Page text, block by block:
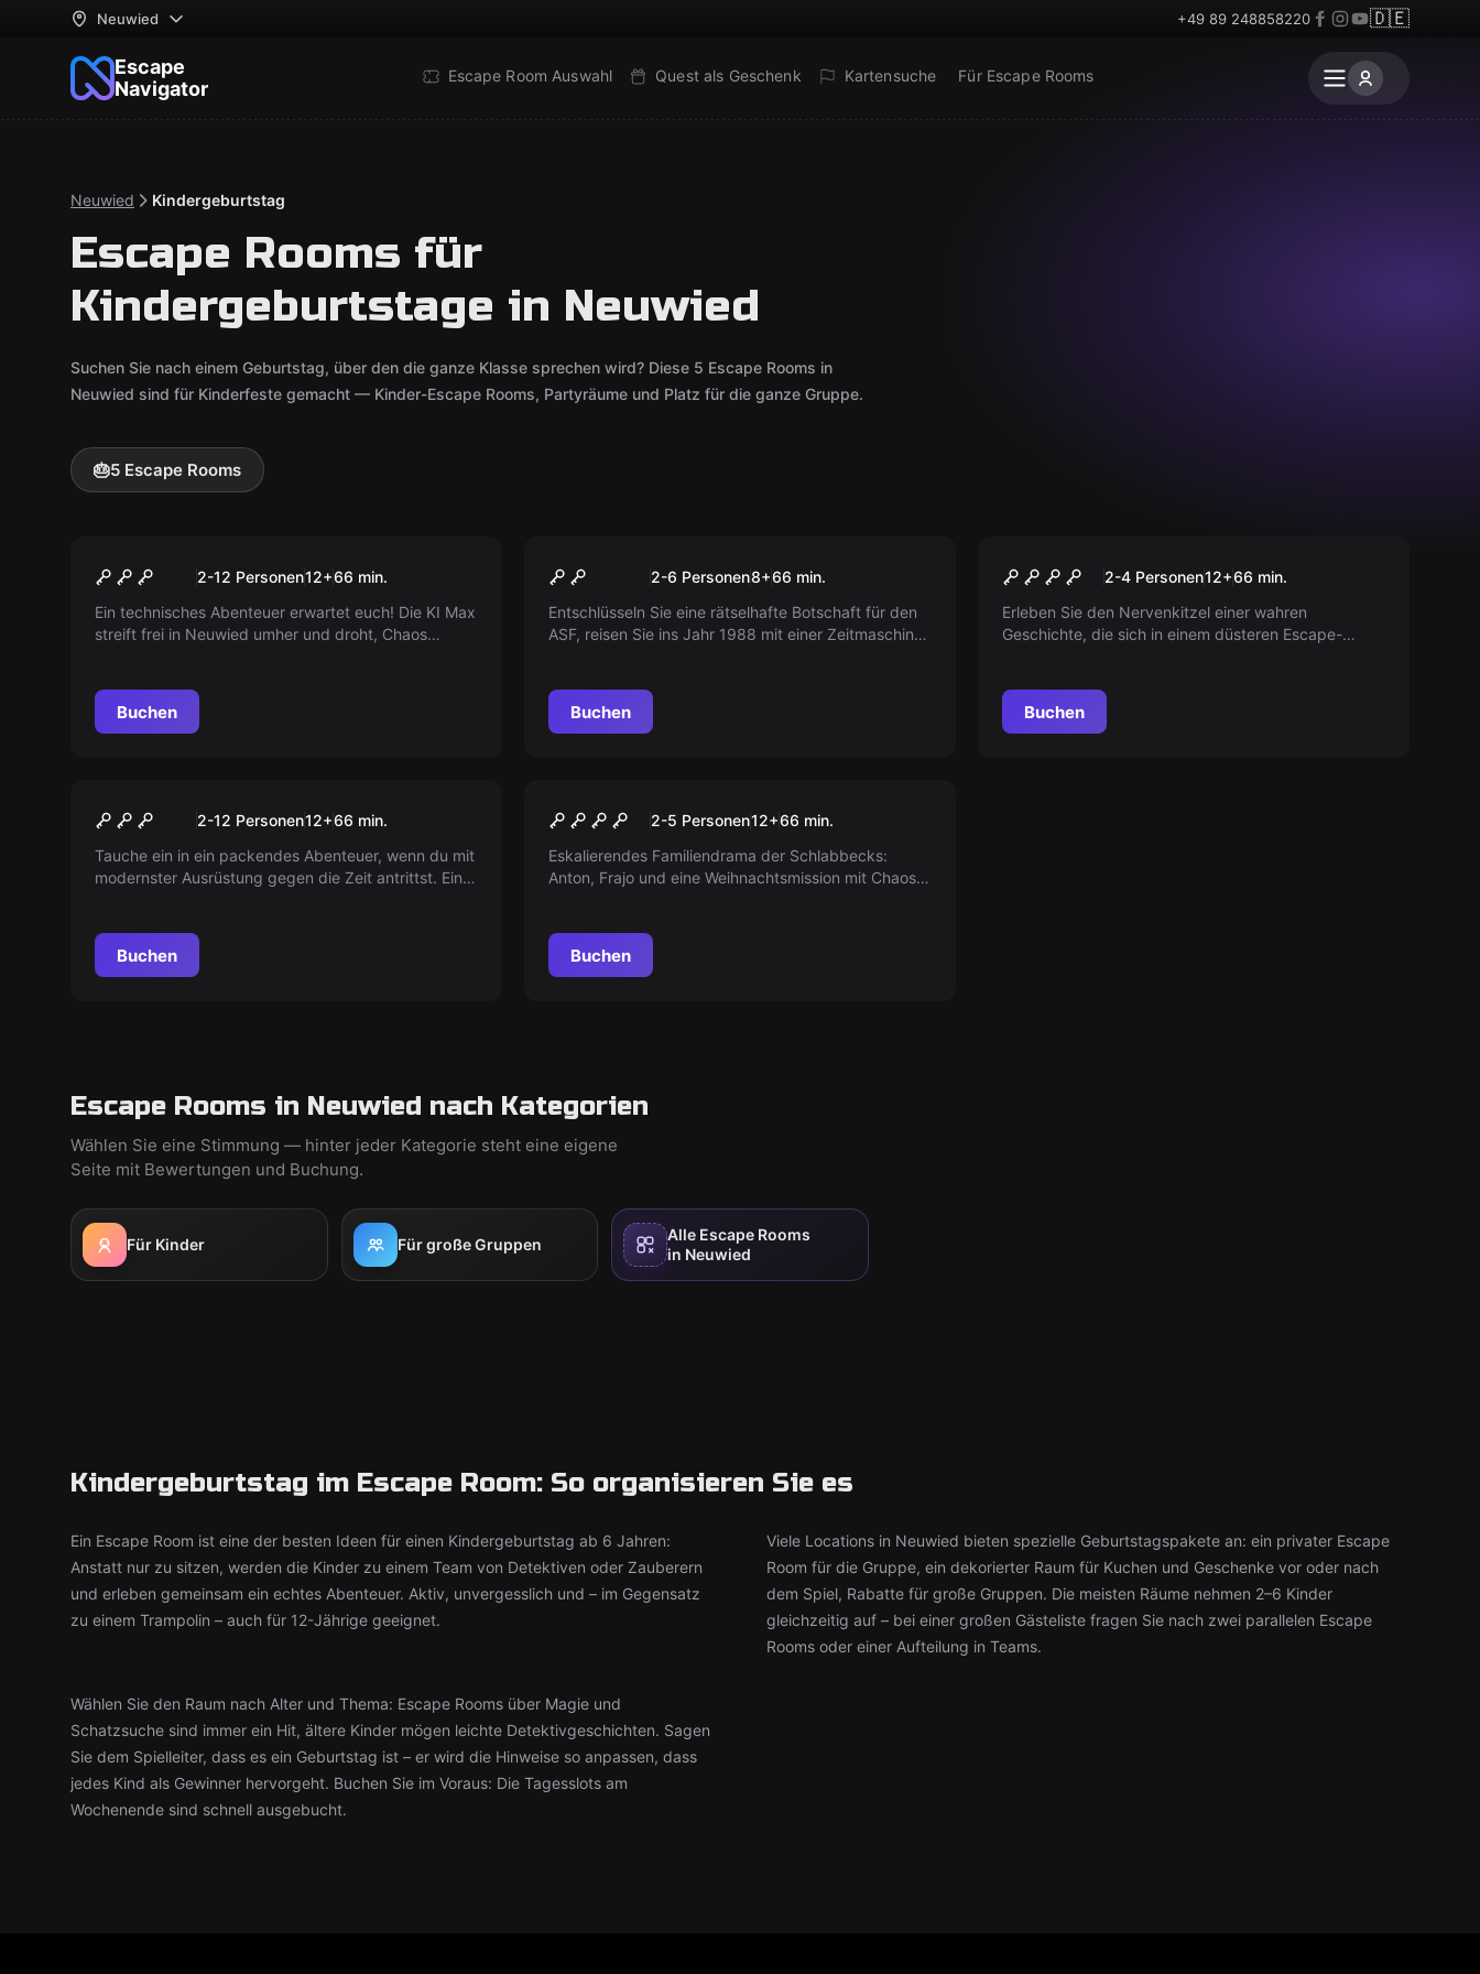
Neuwied +49 89 248858220 🇩🇪
Escape
Navigator
Escape Room Auswahl Quest als Geschenk Kartensuche Für Escape Rooms
Neuwied Kindergeburtstag
Escape Rooms für
Kindergeburtstage in Neuwied
Suchen Sie nach einem Geburtstag, über den die ganze Klasse sprechen wird? Diese 5 Escape Rooms in
Neuwied sind für Kinderfeste gemacht — Kinder-Escape Rooms, Partyräume und Platz für die ganze Gruppe.
🎂5 Escape Rooms
Neu
Fang Max2-12 Personen12+66 min.
Ein technisches Abenteuer erwartet euch! Die KI Max
streift frei in Neuwied umher und droht, Chaos
bekommt? Bereitet euch auf knifflige Rätsel und
spannende Herausforderungen vor!
Buchen
Maditas Geheimnis
2-6 Personen8+66 min.
Entschlüsseln Sie eine rätselhafte Botschaft für den
ASF, reisen Sie ins Jahr 1988 mit einer Zeitmaschine
Buchen
Christa Lehmann
2-4 Personen12+66 min.
Erleben Sie den Nervenkitzel einer wahren
Geschichte, die sich in einem düsteren Escape-
können.
Buchen
Neu
Schattenjagd
2-12 Personen12+66 min.
Tauche ein in ein packendes Abenteuer, wenn du mit
modernster Ausrüstung gegen die Zeit antrittst. Eine
Geheimnisse und löse den Fall in nur 99 Minuten!
Buchen
Tödliche Bescherung: Wo ist
die Asche?
2-5 Personen12+66 min.
Eskalierendes Familiendrama der Schlabbecks:
Anton, Frajo und eine Weihnachtsmission mit Chaos
Buchen
Escape Rooms in Neuwied nach Kategorien
Wählen Sie eine Stimmung — hinter jeder Kategorie steht eine eigene
Seite mit Bewertungen und Buchung.
Für Kinder Für große Gruppen
Alle Escape Rooms
in Neuwied
Kindergeburtstag im Escape Room: So organisieren Sie es
Ein Escape Room ist eine der besten Ideen für einen Kindergeburtstag ab 6 Jahren:
Anstatt nur zu sitzen, werden die Kinder zu einem Team von Detektiven oder Zauberern
und erleben gemeinsam ein echtes Abenteuer. Aktiv, unvergesslich und – im Gegensatz
zu einem Trampolin – auch für 12-Jährige geeignet.
Viele Locations in Neuwied bieten spezielle Geburtstagspakete an: ein privater Escape
Room für die Gruppe, ein dekorierter Raum für Kuchen und Geschenke vor oder nach
dem Spiel, Rabatte für große Gruppen. Die meisten Räume nehmen 2–6 Kinder
gleichzeitig auf – bei einer großen Gästeliste fragen Sie nach zwei parallelen Escape
Rooms oder einer Aufteilung in Teams.
Wählen Sie den Raum nach Alter und Thema: Escape Rooms über Magie und
Schatzsuche sind immer ein Hit, ältere Kinder mögen leichte Detektivgeschichten. Sagen
Sie dem Spielleiter, dass es ein Geburtstag ist – er wird die Hinweise so anpassen, dass
jedes Kind als Gewinner hervorgeht. Buchen Sie im Voraus: Die Tagesslots am
Wochenende sind schnell ausgebucht.